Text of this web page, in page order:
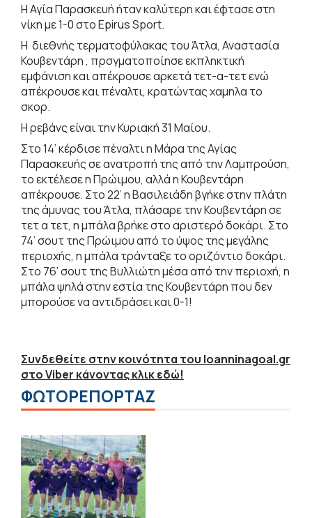
Η Αγία Παρασκευή ήταν καλύτερη και έφτασε στη
νίκη με 1-0 στο Epirus Sport.
Η διεθνής τερματοφύλακας του Άτλα, Αναστασία
Κουβεντάρη , πρσγματοποίησε εκπληκτική
εμφάνιση και απέκρουσε αρκετά τετ-α-τετ ενώ
απέκρουσε και πέναλτι, κρατώντας χαμηλα το
σκορ.
Η ρεβάνς είναι την Κυριακή 31 Μαίου.
Στο 14’ κέρδισε πέναλτι η Μάρα της Αγίας
Παρασκευής σε ανατροπή της από την Λαμπρούση,
το εκτέλεσε η Πρώιμου, αλλά η Κουβεντάρη
απέκρουσε. Στο 22’ η Βασιλειάδη βγήκε στην πλάτη
της άμυνας του Άτλα, πλάσαρε την Κουβεντάρη σε
τετ α τετ, η μπάλα βρήκε στο αριστερό δοκάρι. Στο
74’ σουτ της Πρώιμου από το ύψος της μεγάλης
περιοχής, η μπάλα τράνταξε το οριζόντιο δοκάρι.
Στο 76’ σουτ της Βυλλιώτη μέσα από την περιοχή, η
μπάλα ψηλά στην εστία της Κουβεντάρη που δεν
μπορούσε να αντιδράσει και 0-1!
Συνδεθείτε στην κοινότητα του Ioanninagoal.gr
στο Viber κάνοντας κλικ εδώ!
ΦΩΤΟΡΕΠΟΡΤΑΖ